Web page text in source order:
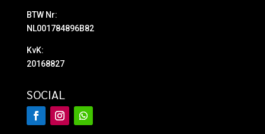
BTW Nr:
NL001784896B82
KvK:
20168827
SOCIAL